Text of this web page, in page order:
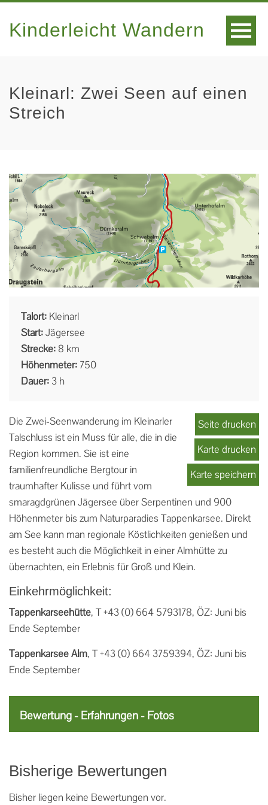
Kinderleicht Wandern
Kleinarl: Zwei Seen auf einen
Streich
Talort: Kleinarl
Start:Jägersee
Strecke: 8 km
Höhenmeter: 750
Dauer: 3 h
Seite drucken
Karte drucken
Karte speichern
Die Zwei-Seenwanderung im Kleinarler
Talschluss ist ein Muss für alle, die in die
Region kommen. Sie ist eine
familienfreundliche Bergtour in
traumhafter Kulisse und führt vom
smaragdgrünen Jägersee über Serpentinen und 900
Höhenmeter bis zum Naturparadies Tappenkarsee. Direkt
am See kann man regionale Köstlichkeiten genießen und
es besteht auch die Möglichkeit in einer Almhütte zu
übernachten, ein Erlebnis für Groß und Klein.
Einkehrmöglichkeit:
Tappenkarseehütte, T +43 (0) 664 5793178, ÖZ: Juni bis
Ende September
Tappenkarsee Alm, T +43 (0) 664 3759394, ÖZ: Juni bis
Ende September
Bewertung - Erfahrungen - Fotos
Bisherige Bewertungen
Bisher liegen keine Bewertungen vor.